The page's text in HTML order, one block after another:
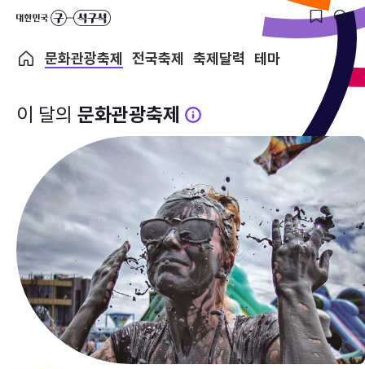
문화관광축제 전국축제 축제달력 테마
이 달의 문화관광축제